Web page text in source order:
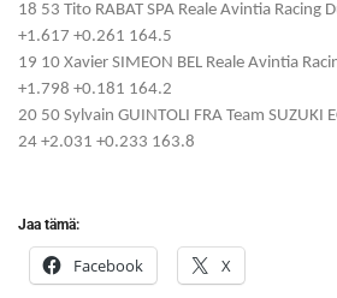
18 53 Tito RABAT SPA Reale Avintia Racing
+1.617 +0.261 164.5
19 10 Xavier SIMEON BEL Reale Avintia
+1.798 +0.181 164.2
20 50 Sylvain GUINTOLI FRA Team SUZUKI
24 +2.031 +0.233 163.8
Jaa tämä:
Facebook X